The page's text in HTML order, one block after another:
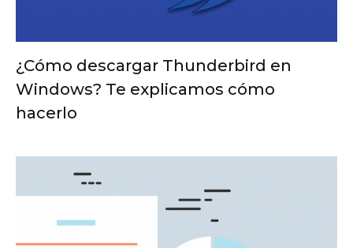
¿Cómo descargar Thunderbird en
Windows? Te explicamos cómo
hacerlo